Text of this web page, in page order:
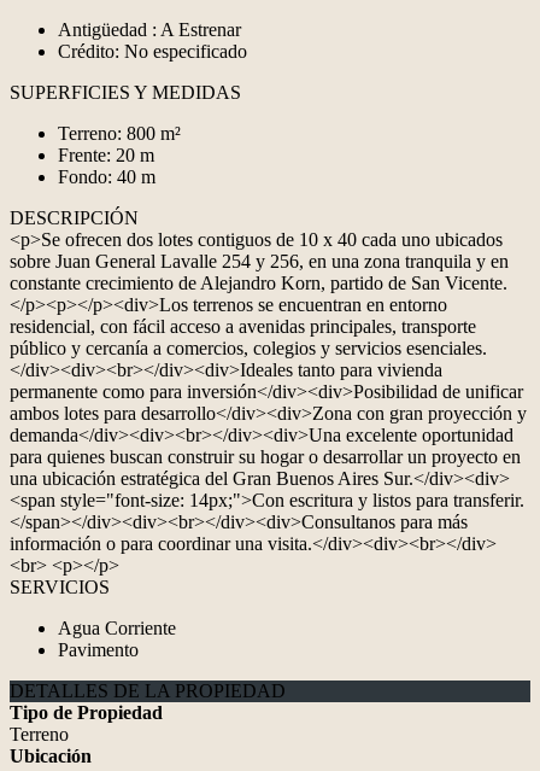
Antigüedad : A Estrenar
Crédito: No especificado
SUPERFICIES Y MEDIDAS
Terreno: 800 m²
Frente: 20 m
Fondo: 40 m
DESCRIPCIÓN
<p>Se ofrecen dos lotes contiguos de 10 x 40 cada uno ubicados
sobre Juan General Lavalle 254 y 256, en una zona tranquila y en
constante crecimiento de Alejandro Korn, partido de San Vicente.
</p><p></p><div>Los terrenos se encuentran en entorno
residencial, con fácil acceso a avenidas principales, transporte
público y cercanía a comercios, colegios y servicios esenciales.
</div><div><br></div><div>Ideales tanto para vivienda
permanente como para inversión</div><div>Posibilidad de unificar
ambos lotes para desarrollo</div><div>Zona con gran proyección y
demanda</div><div><br></div><div>Una excelente oportunidad
para quienes buscan construir su hogar o desarrollar un proyecto en
una ubicación estratégica del Gran Buenos Aires Sur.</div><div>
<span style="font-size: 14px;">Con escritura y listos para transferir.
</span></div><div><br></div><div>Consultanos para más
información o para coordinar una visita.</div><div><br></div>
<br> <p></p>
SERVICIOS
Agua Corriente
Pavimento
DETALLES DE LA PROPIEDAD
Tipo de Propiedad
Terreno
Ubicación